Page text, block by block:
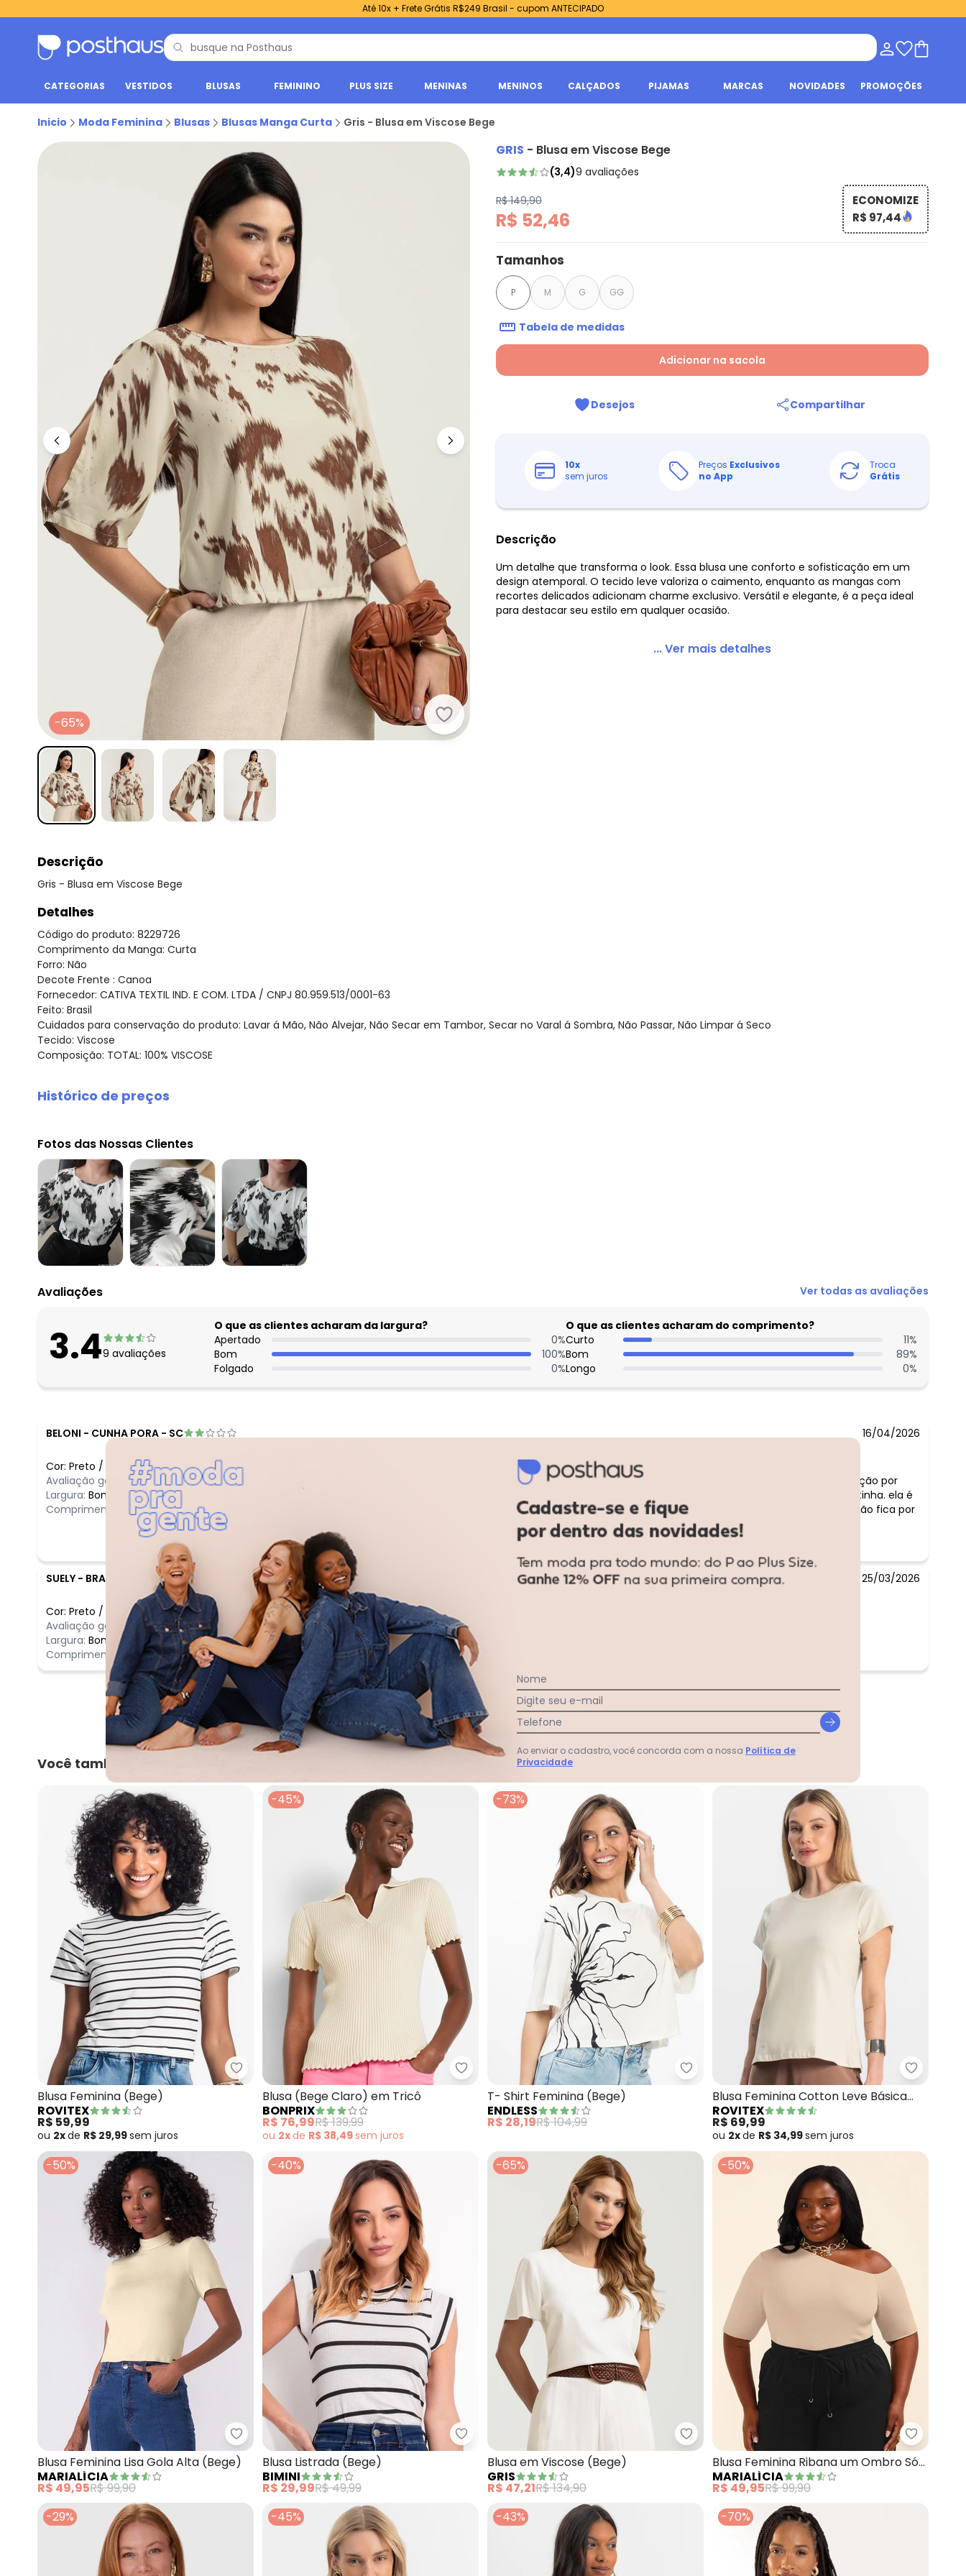
Até 10x + Frete Grátis R$249 Brasil - cupom ANTECIPADO
CATEGORIAS VESTIDOS BLUSAS FEMININO PLUS SIZE MENINAS MENINOS CALÇADOS PIJAMAS MARCAS NOVIDADES PROMOÇÕES
Inicio Moda Feminina Blusas Blusas Manga Curta Gris - Blusa em Viscose Bege
Gris - Blusa em Viscose Bege
-65%
GRIS - Blusa em Viscose Bege
(3,4)9 avaliações
R$ 149,90
R$ 52,46
ECONOMIZE
R$ 97,44
Tamanhos
P M G GG
Tabela de medidas
Adicionar na sacola
Desejos Compartilhar
10x
sem juros
Preços Exclusivos
no App
Troca
Grátis
Descrição
Um detalhe que transforma o look. Essa blusa une conforto e sofisticação em um
design atemporal. O tecido leve valoriza o caimento, enquanto as mangas com
recortes delicados adicionam charme exclusivo. Versátil e elegante, é a peça ideal
para destacar seu estilo em qualquer ocasião.
... Ver mais detalhes
Descrição
Gris - Blusa em Viscose Bege
Detalhes
Código do produto: 8229726
Comprimento da Manga: Curta
Forro: Não
Decote Frente : Canoa
Fornecedor: CATIVA TEXTIL IND. E COM. LTDA / CNPJ 80.959.513/0001-63
Feito: Brasil
Cuidados para conservação do produto: Lavar á Mão, Não Alvejar, Não Secar em Tambor, Secar no Varal á Sombra, Não Passar, Não Limpar á Seco
Tecido: Viscose
Composição: TOTAL: 100% VISCOSE
Histórico de preços
agosto/2026
julho/2026
junho/2026
maio/2026
abril/2026
março/2026
fevereiro/2026
Fotos das Nossas Clientes
Avaliações Ver todas as avaliações
3.49 avaliações
O que as clientes acharam da largura?
Apertado
0%
Bom
100%
Folgado
0%
O que as clientes acharam do comprimento?
Curto
11%
Bom
89%
Longo
0%
BELONI - CUNHA PORA - SC 16/04/2026
Cor: Preto /
Avaliação geral do produto: Ruim
Largura: Bom
Comprimento:
Bom
Comentário:
tecido não é dos melhores..Mas pelo preço, peguei na promoção por
40,00 tenho 65kg e 1,66. Busto 88 .Peguei M pra ficar mais soltinha. ela é
quase um crop, depende a calça se não for cintura alta ela não fica por
dentro
SUELY - BRASILIA - DF 25/03/2026
Cor: Preto /
Avaliação geral do produto: Incrível
Largura: Bom
Comprimento: Bom
Comentário:
Incrível
Ver todas as avaliações
Você também pode gostar
Rovitex - Blusa Feminina (Bege)
Blusa Feminina (Bege)
ROVITEX
R$ 59,99
ou 2xde R$ 29,99sem juros
-45%
bonprix - Blusa (Bege Claro) em Tricô
Blusa (Bege Claro) em Tricô
BONPRIX
R$ 76,99R$ 139,99
ou 2xde R$ 38,49sem juros
-73%
Endless - T- Shirt Feminina (Bege)
T- Shirt Feminina (Bege)
ENDLESS
R$ 28,19R$ 104,99
Rovitex -
Blusa Feminina Cotton Leve Básica
(Bege)
ROVITEX
R$ 69,99
ou 2xde R$ 34,99sem juros
-50%
Marialícia - Blusa Feminina Lisa Gola Alta (Bege)
Blusa Feminina Lisa Gola Alta (Bege)
MARIALÍCIA
R$ 49,95R$ 99,90
-40%
Bimini - Blusa Listrada (Bege)
Blusa Listrada (Bege)
BIMINI
R$ 29,99R$ 49,99
-65%
Gris - Blusa em Viscose (Bege)
Blusa em Viscose (Bege)
GRIS
R$ 47,21R$ 134,90
-50%
Blusa Feminina Ribana um Ombro Só
(Bege)
MARIALÍCIA
R$ 49,95R$ 99,90
-29%
-45% -43% -70%
Nome
Digite seu e-mail
Telefone
Ao enviar o cadastro, você concorda com a nossa Política de
Privacidade